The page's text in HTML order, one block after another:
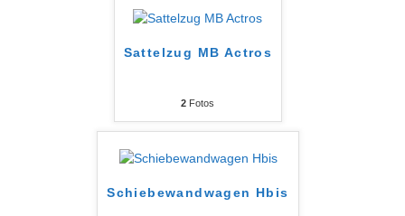
Sattelzug MB Actros
2 Fotos
Schiebewandwagen Hbis